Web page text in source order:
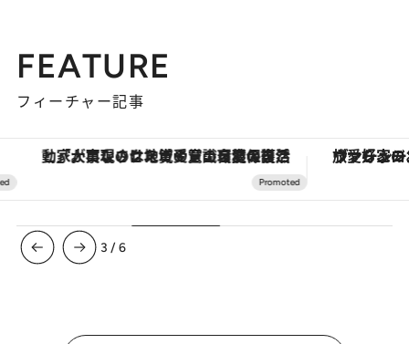
FEATURE
フィーチャー記事
「大事なのは地域の意識を変えること」。ロレックス賞受賞の自然保護活動家が実現させたナイジェリアの自然環境の復活 ヴァシュロン・コンスタンタ
3 /6